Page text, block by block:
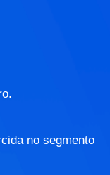
no segmento